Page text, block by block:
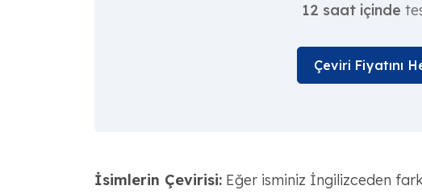
12 saat içinde
Çeviri Fiyatını
İsimlerin Çevirisi:Eğer isminiz İngilizceden